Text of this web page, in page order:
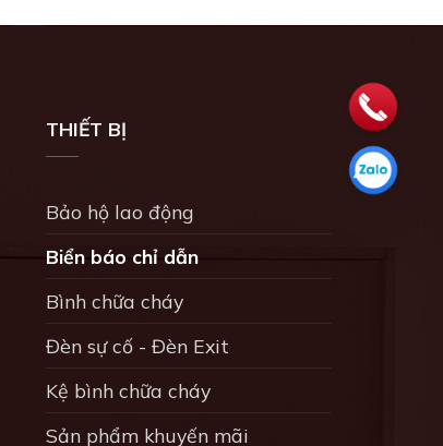
THIẾT BỊ
Bảo hộ lao động
Biển báo chỉ dẫn
Bình chữa cháy
Đèn sự cố - Đèn Exit
Kệ bình chữa cháy
Sản phẩm khuyến mãi